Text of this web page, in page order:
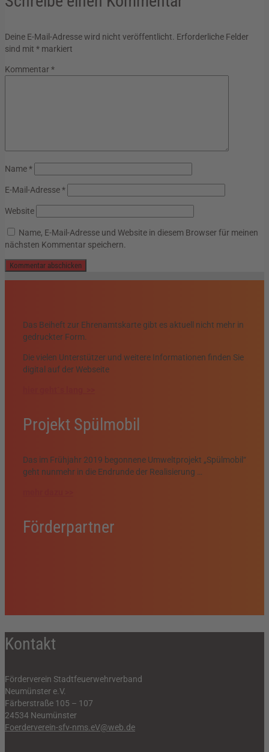
Deine E-Mail-Adresse wird nicht veröffentlicht. Erforderliche Felder
sind mit * markiert
Kommentar*
Name*
E-Mail-Adresse*
Website
Name, E-Mail-Adresse und Website in diesem Browser für meinen
nächsten Kommentar speichern.
Das Beiheft zur Ehrenamtskarte gibt es aktuell nicht mehr in
gedruckter Form.
Die vielen Unterstützer und weitere Informationen finden Sie
digital auf der Webseite
Projekt Spülmobil
Das im Frühjahr 2019 begonnene Umweltprojekt „Spülmobil“
geht nunmehr in die Endrunde der Realisierung …
Förderpartner
Kontakt
Förderverein Stadtfeuerwehrverband
Neumünster e.V.
Färberstraße 105 – 107
24534 Neumünster
Foerderverein-sfv-nms.eV@web.de